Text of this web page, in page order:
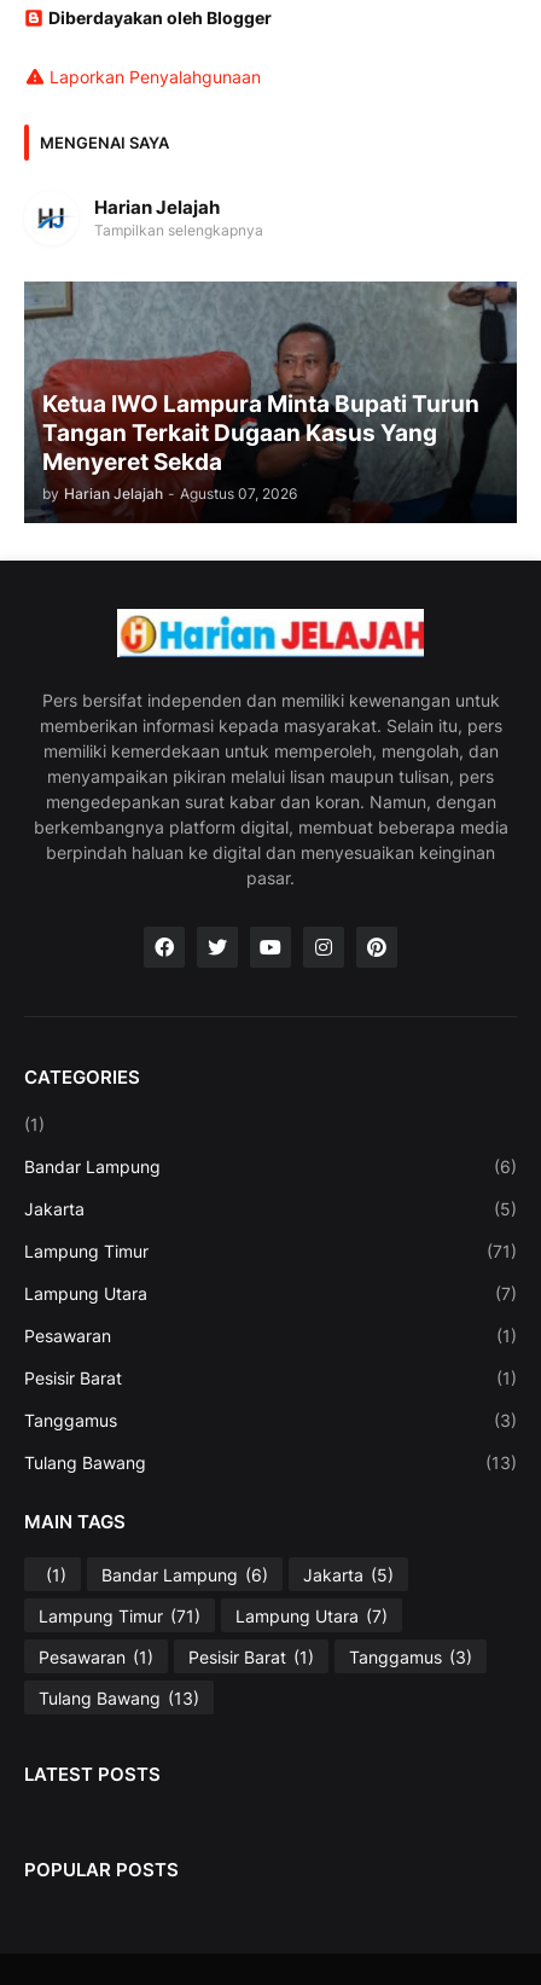
Diberdayakan oleh Blogger
Laporkan Penyalahgunaan
MENGENAI SAYA
Harian Jelajah
Tampilkan selengkapnya
Ketua IWO Lampura Minta Bupati Turun
Tangan Terkait Dugaan Kasus Yang
Menyeret Sekda
by Harian Jelajah - Agustus 07, 2026
Pers bersifat independen dan memiliki kewenangan untuk
memberikan informasi kepada masyarakat. Selain itu, pers
memiliki kemerdekaan untuk memperoleh, mengolah, dan
menyampaikan pikiran melalui lisan maupun tulisan, pers
mengedepankan surat kabar dan koran. Namun, dengan
berkembangnya platform digital, membuat beberapa media
berpindah haluan ke digital dan menyesuaikan keinginan
pasar.
CATEGORIES
(1)
Bandar Lampung (6)
Jakarta (5)
Lampung Timur (71)
Lampung Utara (7)
Pesawaran (1)
Pesisir Barat (1)
Tanggamus (3)
Tulang Bawang (13)
MAIN TAGS
(1) Bandar Lampung (6) Jakarta (5)
Lampung Timur (71) Lampung Utara (7)
Pesawaran (1) Pesisir Barat (1) Tanggamus (3)
Tulang Bawang (13)
LATEST POSTS
POPULAR POSTS